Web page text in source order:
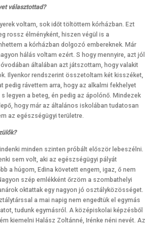
választottad?
voltam, sok időt töltöttem kórházban. Ezt
rossz élményként, hiszen végül is a
a kórházban dolgozó embereknek. Már
hálás voltam ezért. S hogy mennyire, azt jól
általában azt játszottam, hogy valakit
Ilyenkor rendszerint összetoltam két kisszéket,
pedig rávettem arra, hogy az alkalmi fekhelyet
legyen a beteg, én pedig az ápolónő. Mindezek
hogy már az általános iskolában tudatosan
az egészségügyi területre.
minden szinten próbált először lebeszélni.
sem volt, aki az egészségügyi pályát
a húgom, Edina követett engem, igaz, ő nem
szép emlékként őrzöm a szombathelyi
oktattak egy nagyon jó osztályközösséget.
a mai napig nem engedtük el egymás
tudunk egymásról. A középiskolai képzésből
kiemelni Halász Zoltánné, Irénke néni nevét. Az